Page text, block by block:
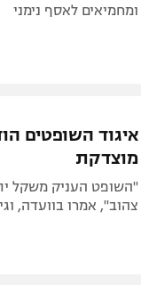
ומחמיאים לאסף נימני
איגוד השופטים
מוצדקת
"השופט העניק משקל
צהוב", אמרו בוועדה,